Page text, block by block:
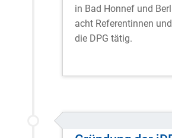
in Bad Honnef und
acht Referentinnen
die DPG tätig.